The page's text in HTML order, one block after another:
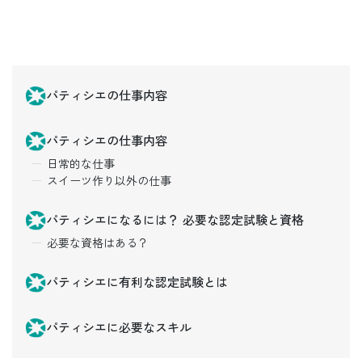
パティシエの仕事内容
パティシエの仕事内容
日常的な仕事
スイーツ作り以外の仕事
パティシエになるには？ 必要な認定試験と資格
必要な資格はある？
パティシエに有利な認定試験とは
パティシエに必要なスキル